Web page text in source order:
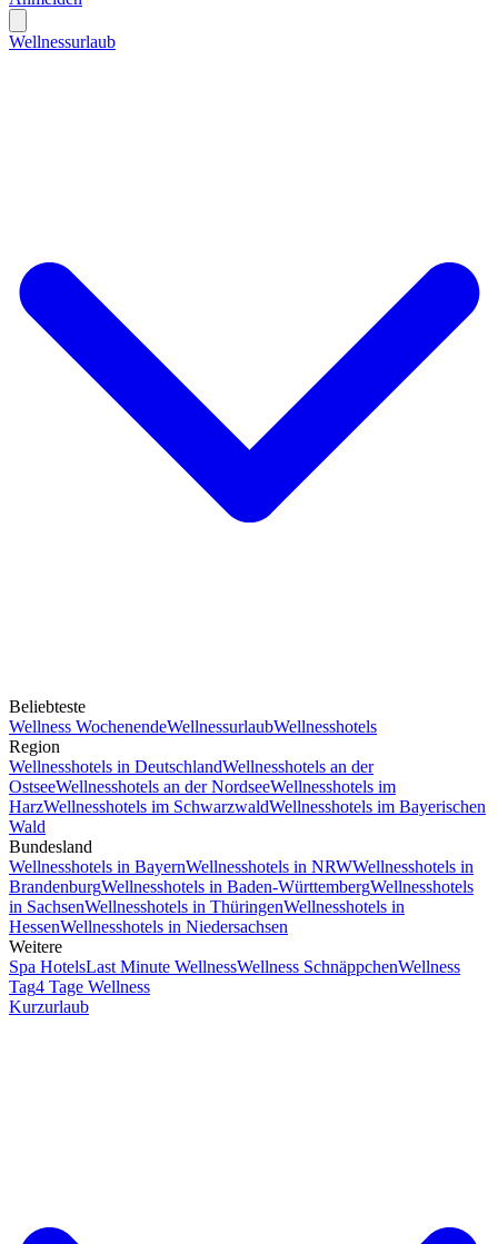
Wellnessurlaub
Beliebteste
Wellness WochenendeWellnessurlaubWellnesshotels
Region
Wellnesshotels in DeutschlandWellnesshotels an der
OstseeWellnesshotels an der NordseeWellnesshotels im
HarzWellnesshotels im SchwarzwaldWellnesshotels im Bayerischen
Wald
Bundesland
Wellnesshotels in BayernWellnesshotels in NRWWellnesshotels in
BrandenburgWellnesshotels in Baden-WürttembergWellnesshotels
in SachsenWellnesshotels in ThüringenWellnesshotels in
HessenWellnesshotels in Niedersachsen
Weitere
Spa HotelsLast Minute WellnessWellness SchnäppchenWellness
Tag4 Tage Wellness
Kurzurlaub